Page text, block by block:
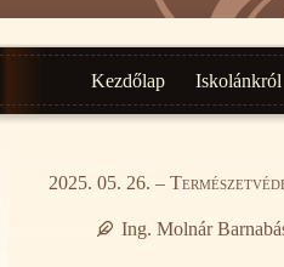
Kezdőlap Iskolánkról
2025. 05. 26. –
Ing. Molnár